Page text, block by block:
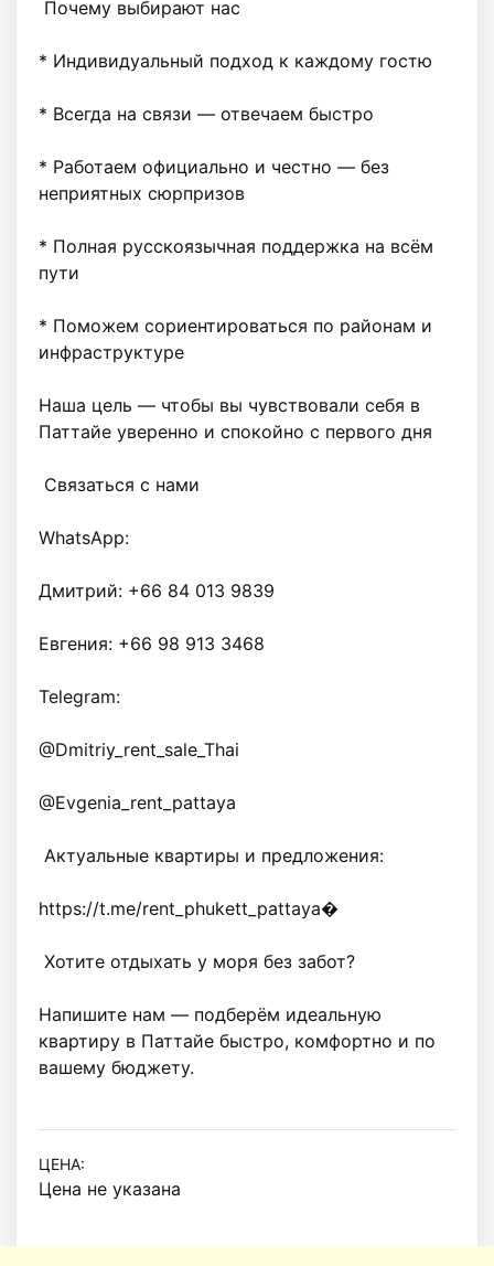
* Индивидуальный подход к каждому гостю
* Всегда на связи — отвечаем быстро
* Работаем официально и честно — без
неприятных сюрпризов
* Полная русскоязычная поддержка на всём
пути
* Поможем сориентироваться по районам и
инфраструктуре
Наша цель — чтобы вы чувствовали себя в
Паттайе уверенно и спокойно с первого дня
WhatsApp:
Дмитрий: +66 84 013 9839
Евгения: +66 98 913 3468
Telegram:
@Dmitriy_rent_sale_Thai
@Evgenia_rent_pattaya
https://t.me/rent_phukett_pattaya⁠�
Напишите нам — подберём идеальную
квартиру в Паттайе быстро, комфортно и по
вашему бюджету.
ЦЕНА:
Цена не указана